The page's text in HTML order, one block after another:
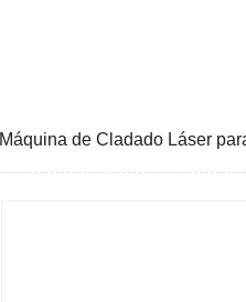
Máquina de Cladado Láser